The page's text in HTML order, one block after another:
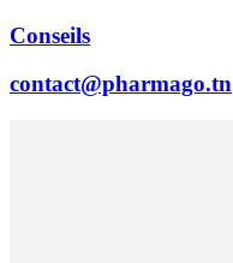
Conseils
contact@pharmago.tn